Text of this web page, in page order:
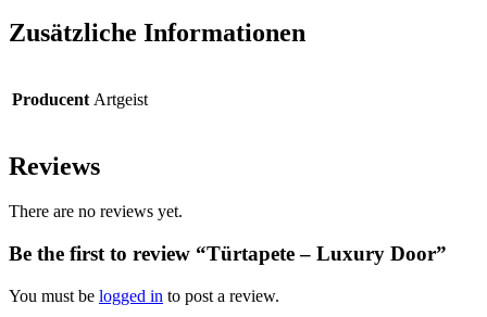
Zusätzliche Informationen
Producent Artgeist
Reviews
There are no reviews yet.
Be the first to review “Türtapete – Luxury Door”
You must be logged in to post a review.